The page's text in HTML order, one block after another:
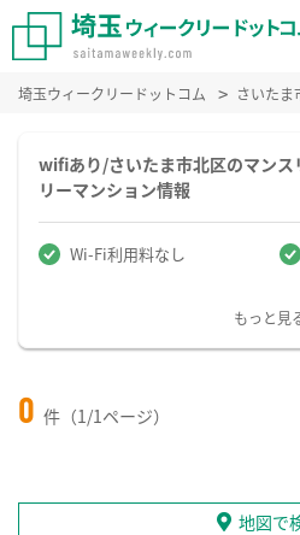
埼玉ウィークリードットコム さいたま
wifiあり/さいたま市北区のマンス
リーマンション情報
Wi-Fi利用料なし
もっと見
0 件（1/1ページ）
地図で